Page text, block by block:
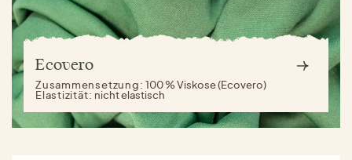
Ecovero
Zusammensetzung:100 % Viskose (Ecovero)
Elastizität: nicht elastisch